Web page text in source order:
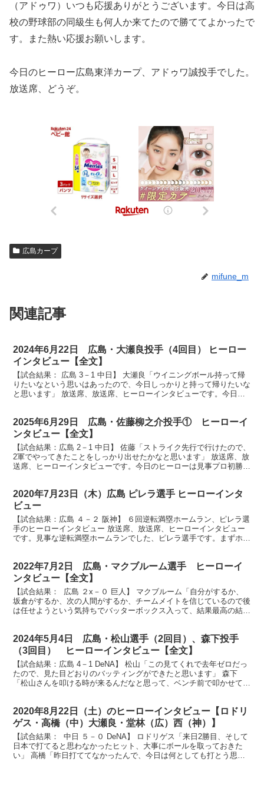
（アドゥワ）いつも応援ありがとうございます。今日は高
校の野球部の同級生も何人か来てたので勝ててよかったで
す。また熱い応援お願いします。
今日のヒーロー広島東洋カープ、アドゥワ誠投手でした。
放送席、どうぞ。
広島カープ
mifune_m
関連記事
2024年6月22日 広島・大瀬良投手（4回目） ヒーロー
インタビュー【全文】
【試合結果： 広島 3－1 中日】 大瀬良「ウイニングボール持って帰
りたいなという思いはあったので、今日しっかりと持って帰りたいな
と思います」 放送席、放送席、ヒーローインタビューです。今日の
2025年6月29日 広島・佐藤柳之介投手① ヒーローイ
ンタビュー【全文】
【試合結果：広島 2－1 中日】 佐藤「ストライク先行で行けたので、
2軍でやってきたことをしっかり出せたかなと思います」 放送席、放
送席、ヒーローインタビューです。今日のヒーローは見事プロ初勝利
2020年7月23日（木）広島 ピレラ選手 ヒーローインタ
ビュー
【試合結果：広島 ４－２ 阪神】 ６回逆転満塁ホームラン、ピレラ選
手のヒーローインタビュー 放送席、放送席、ヒーローインタビュー
です。見事な逆転満塁ホームランでした、ピレラ選手です。まずホー
2022年7月2日 広島・マクブルーム選手 ヒーローイ
ンタビュー【全文】
【試合結果： 広島 ２x－０ 巨人】 マクブルーム「自分がするか、
坂倉がするか、次の人間がするか、チームメイトを信じているので後
は任せようという気持ちでバッターボックス入って、結果最高の結果
2024年5月4日 広島・松山選手（2回目）、森下投手
（3回目） ヒーローインタビュー【全文】
【試合結果：広島 4－1 DeNA】 松山「この見てくれで去年ゼロだっ
たので、見た目どおりのバッティングができたと思います」 森下
「松山さんを叩ける時が来るんだなと思って、ベンチ前で叩かせても
2020年8月22日（土）のヒーローインタビュー【ロドリ
ゲス・高橋（中）大瀬良・堂林（広）西（神）】
【試合結果： 中日 ５－０ DeNA】 ロドリゲス「来日2勝目、そして
日本で打てると思わなかったヒット、大事にボールを取っておきた
い」 高橋「昨日打ててなかったんで、今日は何としても打とう思っ